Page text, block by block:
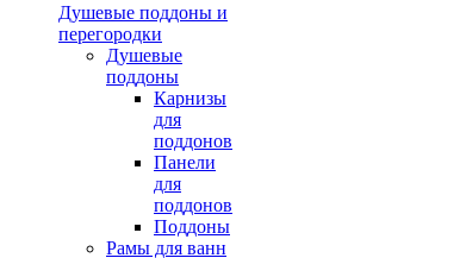
Душевые поддоны и
перегородки
Душевые
поддоны
Карнизы
для
поддонов
Панели
для
поддонов
Поддоны
Рамы для ванн